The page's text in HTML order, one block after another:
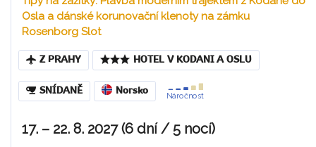
Osla a dánské korunovační klenoty na zámku
Rosenborg Slot
Z PRAHY HOTEL V KODANI A OSLU
SNÍDANĚ Norsko
Náročnost
17. – 22. 8. 2027 (6 dní / 5 nocí)